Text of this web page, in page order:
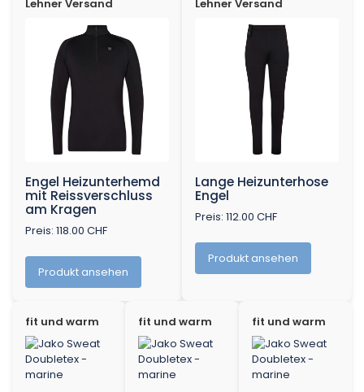
Lehner Versand
Engel Heizunterhemd
mit Reissverschluss
am Kragen
Preis: 118.00 CHF
Produkt ansehen
Lehner Versand
Lange Heizunterhose
Engel
Preis: 112.00 CHF
Produkt ansehen
fit und warm fit und warm fit und warm